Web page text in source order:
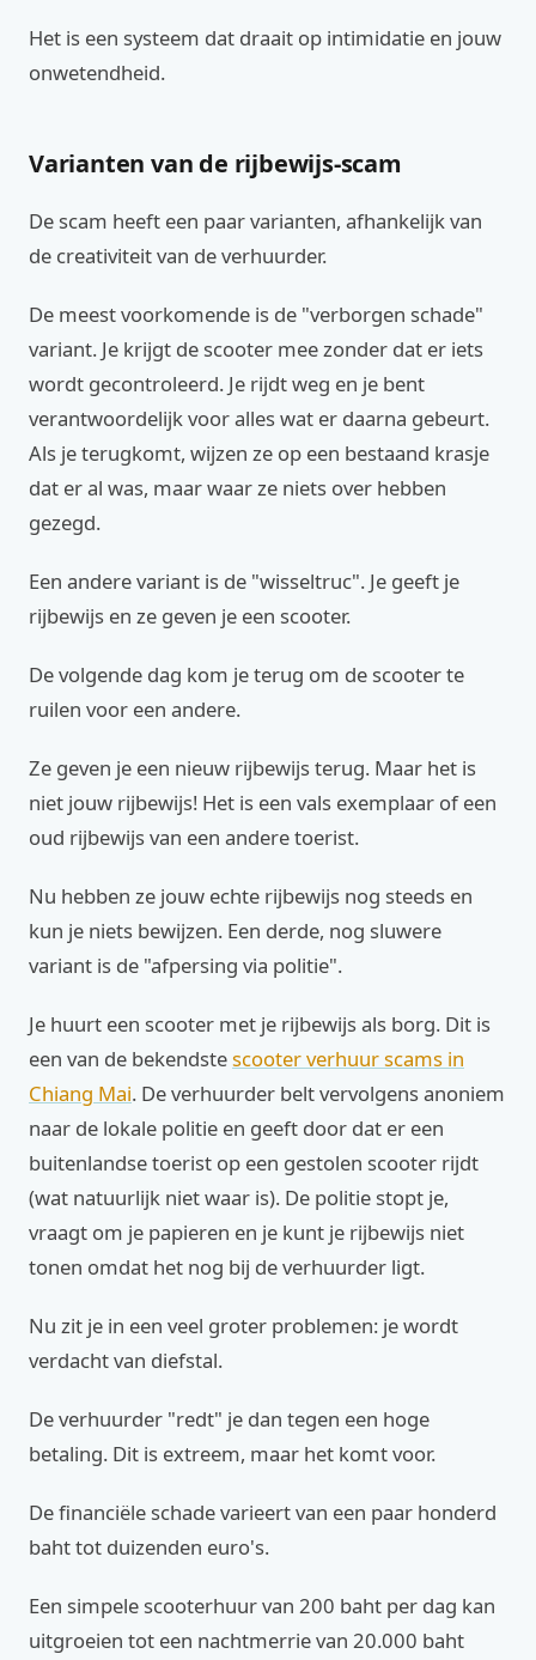
Het is een systeem dat draait op intimidatie en jouw
onwetendheid.
Varianten van de rijbewijs-scam
De scam heeft een paar varianten, afhankelijk van
de creativiteit van de verhuurder.
De meest voorkomende is de "verborgen schade"
variant. Je krijgt de scooter mee zonder dat er iets
wordt gecontroleerd. Je rijdt weg en je bent
verantwoordelijk voor alles wat er daarna gebeurt.
Als je terugkomt, wijzen ze op een bestaand krasje
dat er al was, maar waar ze niets over hebben
gezegd.
Een andere variant is de "wisseltruc". Je geeft je
rijbewijs en ze geven je een scooter.
De volgende dag kom je terug om de scooter te
ruilen voor een andere.
Ze geven je een nieuw rijbewijs terug. Maar het is
niet jouw rijbewijs! Het is een vals exemplaar of een
oud rijbewijs van een andere toerist.
Nu hebben ze jouw echte rijbewijs nog steeds en
kun je niets bewijzen. Een derde, nog sluwere
variant is de "afpersing via politie".
Je huurt een scooter met je rijbewijs als borg. Dit is
een van de bekendstescooter verhuur scams in
Chiang Mai. De verhuurder belt vervolgens anoniem
naar de lokale politie en geeft door dat er een
buitenlandse toerist op een gestolen scooter rijdt
(wat natuurlijk niet waar is). De politie stopt je,
vraagt om je papieren en je kunt je rijbewijs niet
tonen omdat het nog bij de verhuurder ligt.
Nu zit je in een veel groter problemen: je wordt
verdacht van diefstal.
De verhuurder "redt" je dan tegen een hoge
betaling. Dit is extreem, maar het komt voor.
De financiële schade varieert van een paar honderd
baht tot duizenden euro's.
Een simpele scooterhuur van 200 baht per dag kan
uitgroeien tot een nachtmerrie van 20.000 baht